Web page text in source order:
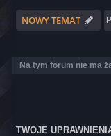
NOWY TEMAT
Na tym forum nie ma
TWOJE